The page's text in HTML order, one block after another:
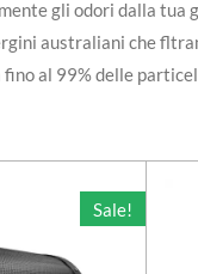
gli odori dalla tua
australiani che
al 99% delle
Sale!